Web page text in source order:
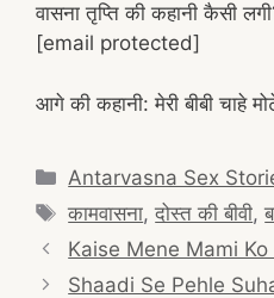
वासना तृप्ति की कहानी कैसी
[email protected]
आगे की कहानी: मेरी बीबी चाहे
Categories
Antarvasna Sex
Tags
कामवासना,दोस्त की बीवी,
Post
navigation
Kaise Mene Mami
Shaadi Se Pehle